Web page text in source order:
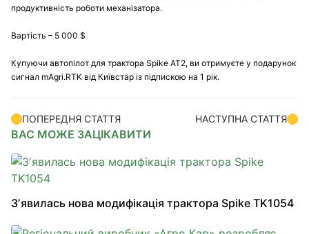
продуктивність роботи механізатора.
Вартість – 5 000 $
Купуючи автопілот для трактора Spike AT2, ви отримуєте у подарунок
сигнал mAgri.RTK від Київстар із підпискою на 1 рік.
ПОПЕРЕДНЯ СТАТТЯ НАСТУПНА СТАТТЯ
ВАС МОЖЕ ЗАЦІКАВИТИ
Зʼявилась нова модифікація трактора Spike TK1054